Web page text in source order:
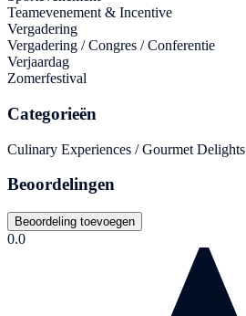
Teamevenement & Incentive
Vergadering
Vergadering / Congres / Conferentie
Verjaardag
Zomerfestival
Categorieën
Culinary Experiences / Gourmet Delights
Beoordelingen
Beoordeling toevoegen
0.0